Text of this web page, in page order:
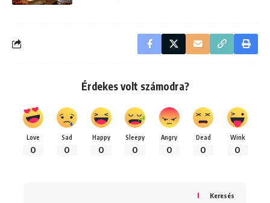
Érdekes volt számodra?
Love
0
Sad
0
Happy
0
Sleepy
0
Angry
0
Dead
0
Wink
0
Keresés